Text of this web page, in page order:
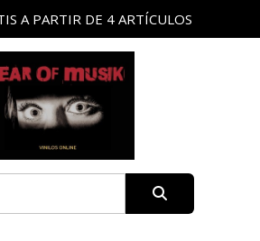
A PARTIR DE 4 ARTÍCULOS